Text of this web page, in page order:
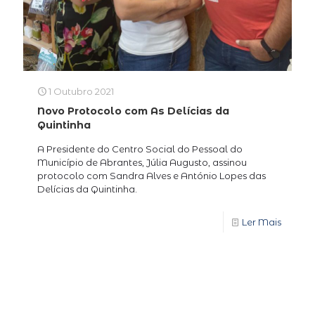
1 Outubro 2021
Novo Protocolo com As Delícias da
Quintinha
A Presidente do Centro Social do Pessoal do
Município de Abrantes, Júlia Augusto, assinou
protocolo com Sandra Alves e António Lopes das
Delícias da Quintinha.
Ler Mais